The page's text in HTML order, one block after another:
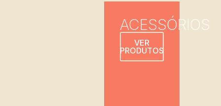
ACESSÓRIOS
VER
PRODUTOS